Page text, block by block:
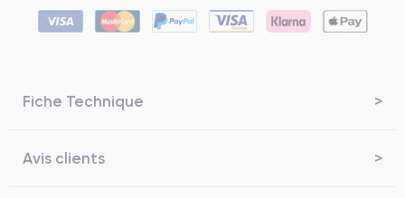
Fiche Technique
Avis clients